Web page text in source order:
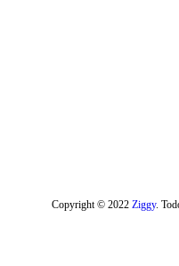
Copyright © 2022 Ziggy.